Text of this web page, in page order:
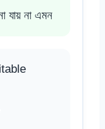
যায় না এমন